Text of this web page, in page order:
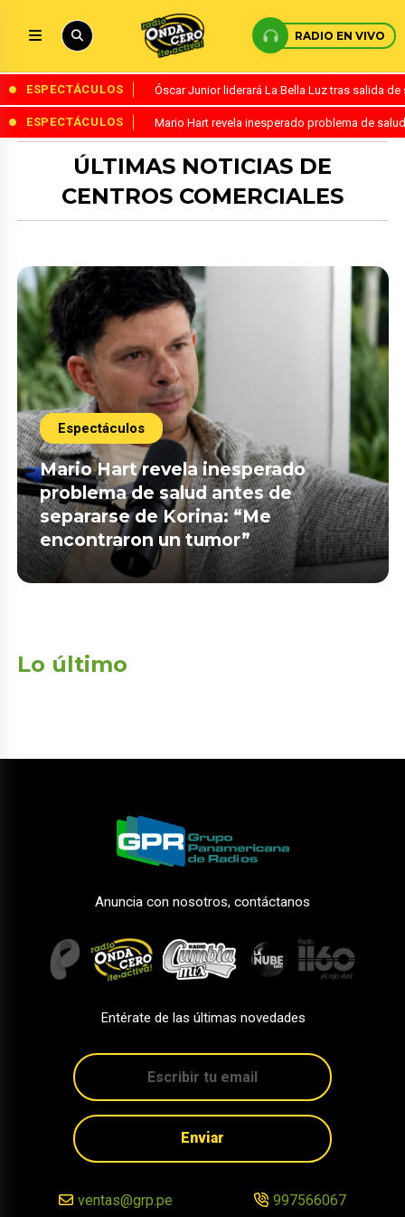
RADIO EN VIVO
ESPECTÁCULOS Óscar Junior liderará La Bella Luz tras salida
ESPECTÁCULOS Mario Hart revela inesperado problema de
ÚLTIMAS NOTICIAS DE
CENTROS COMERCIALES
Espectáculos
Mario Hart revela inesperado
problema de salud antes de
separarse de Korina: “Me
encontraron un tumor”
Lo último
Anuncia con nosotros, contáctanos
Entérate de las últimas novedades
Enviar
ventas@grp.pe 997566067